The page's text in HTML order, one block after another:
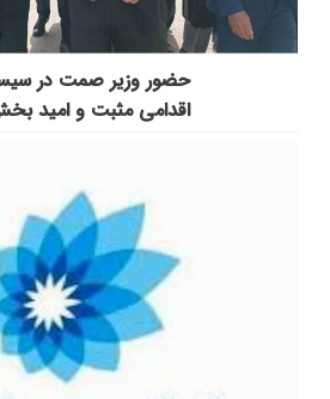
حضور وزیر صمت در
اقدامی مثبت و امید